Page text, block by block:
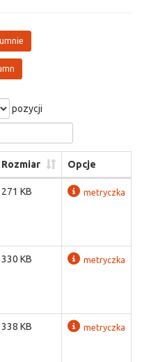
pozycji
Rozmiar Opcje
271 KB metryczka
330 KB metryczka
338 KB metryczka